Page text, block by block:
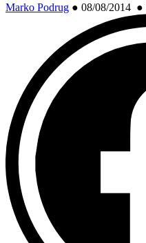
Marko Podrug ● 08/08/2014 ●